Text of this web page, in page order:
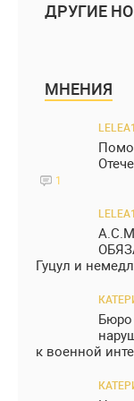
ДРУГИЕ
МНЕНИЯ
1
Гуцул и
к военной